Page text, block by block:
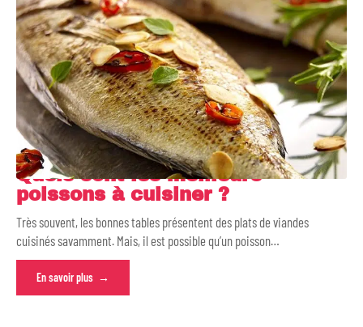
Quels sont les meilleurs
poissons à cuisiner ?
Très souvent, les bonnes tables présentent des plats de viandes
cuisinés savamment. Mais, il est possible qu’un poisson…
En savoir plus